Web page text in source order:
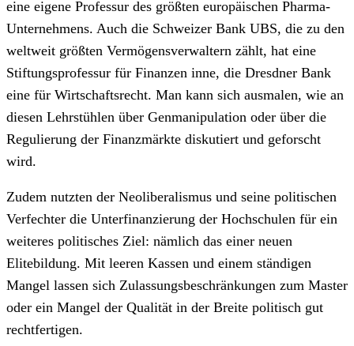
eine eigene Professur des größten europäischen Pharma-
Unternehmens. Auch die Schweizer Bank UBS, die zu den
weltweit größten Vermögensverwaltern zählt, hat eine
Stiftungsprofessur für Finanzen inne, die Dresdner Bank
eine für Wirtschaftsrecht. Man kann sich ausmalen, wie an
diesen Lehrstühlen über Genmanipulation oder über die
Regulierung der Finanzmärkte diskutiert und geforscht
wird.
Zudem nutzten der Neoliberalismus und seine politischen
Verfechter die Unterfinanzierung der Hochschulen für ein
weiteres politisches Ziel: nämlich das einer neuen
Elitebildung. Mit leeren Kassen und einem ständigen
Mangel lassen sich Zulassungsbeschränkungen zum Master
oder ein Mangel der Qualität in der Breite politisch gut
rechtfertigen.